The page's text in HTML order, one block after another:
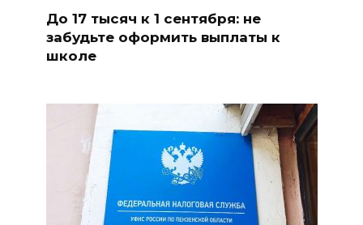
До 17 тысяч к 1 сентября: не
забудьте оформить выплаты к
школе